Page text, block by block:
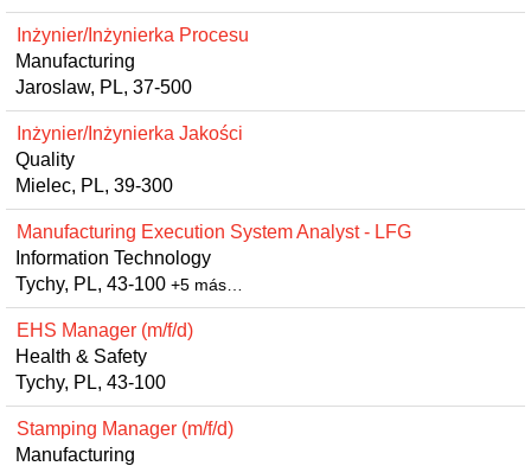
Inżynier/Inżynierka Procesu
Manufacturing
Jaroslaw, PL, 37-500
Inżynier/Inżynierka Jakości
Quality
Mielec, PL, 39-300
Manufacturing Execution System Analyst - LFG
Information Technology
Tychy, PL, 43-100 +5 más…
EHS Manager (m/f/d)
Health & Safety
Tychy, PL, 43-100
Stamping Manager (m/f/d)
Manufacturing